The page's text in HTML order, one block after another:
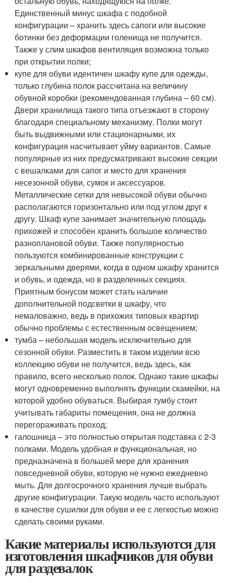
Единственный минус шкафа с подобной
конфигурации – хранить здесь сапоги или высокие
ботинки без деформации голенища не получится.
Также у слим шкафов вентиляция возможна только
при открытии полки;
купе для обуви идентичен шкафу купе для одежды,
только глубина полок рассчитана на величину
обувной коробки (рекомендованная глубина – 60 см).
Двери хранилища такого типа отъезжают в сторону
благодаря специальному механизму. Полки могут
быть выдвижными или стационарными, их
конфигурация насчитывает уйму вариантов. Самые
популярные из них предусматривают высокие секции
с вешалками для сапог и место для хранения
несезонной обуви, сумок и аксессуаров.
Металлические сетки для невысокой обуви обычно
располагаются горизонтально или под углом друг к
другу. Шкаф купе занимает значительную площадь
прихожей и способен хранить большое количество
разноплановой обуви. Также популярностью
пользуются комбинированные конструкции с
зеркальными дверями, когда в одном шкафу хранится
и обувь, и одежда, но в разделенных секциях.
Приятным бонусом может стать наличие
дополнительной подсветки в шкафу, что
немаловажно, ведь в прихожих типовых квартир
обычно проблемы с естественным освещением;
тумба – небольшая модель исключительно для
сезонной обуви. Разместить в таком изделии всю
коллекцию обуви не получится, ведь здесь, как
правило, всего несколько полок. Однако такие шкафы
могут одновременно выполнять функции скамейки, на
которой удобно обуваться. Выбирая тумбу стоит
учитывать габариты помещения, она не должна
перегораживать проход;
галошница – это полностью открытая подставка с 2-3
полками. Модель удобная и функциональная, но
предназначена в большей мере для хранения
повседневной обуви, которую не нужно ежедневно
мыть. Для долгосрочного хранения лучше выбрать
другие конфигурации. Такую модель часто используют
в качестве сушилки для обуви и ее с легкостью можно
сделать своими руками.
Какие материалы используются для
изготовления шкафчиков для обуви
для раздевалок